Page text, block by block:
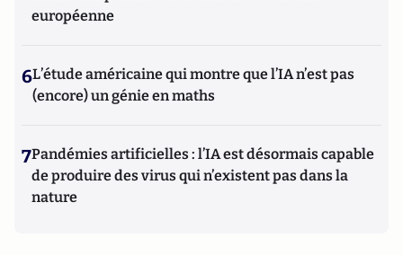
européenne
6L’étude américaine qui montre que l’IA n’est pas
(encore) un génie en maths
7Pandémies artificielles : l’IA est désormais capable
de produire des virus qui n’existent pas dans la
nature